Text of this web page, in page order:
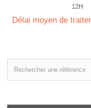
12H
Délai moyen de